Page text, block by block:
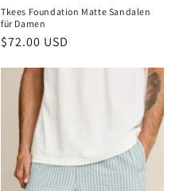
Tkees Foundation Matte Sandalen
für Damen
Normaler
$72.00 USD